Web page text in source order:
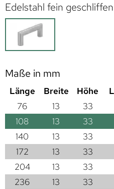
Edelstahl fein geschliffen
Maße in mm
Länge Breite Höhe
76
13 33
108
13 33
140
13 33
172
13 33
204
13 33
236
13 33